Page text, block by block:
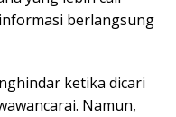
berlangsung
ketika dicari
Namun,